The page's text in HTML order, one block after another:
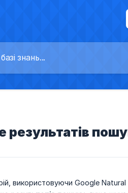
використовуючи Google